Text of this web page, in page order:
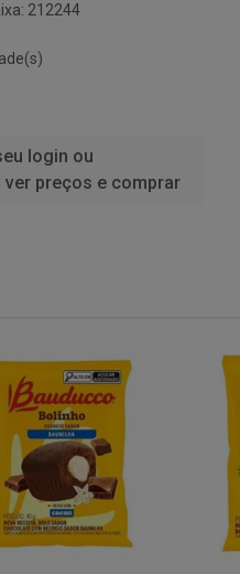
212244
login ou
ver preços e comprar